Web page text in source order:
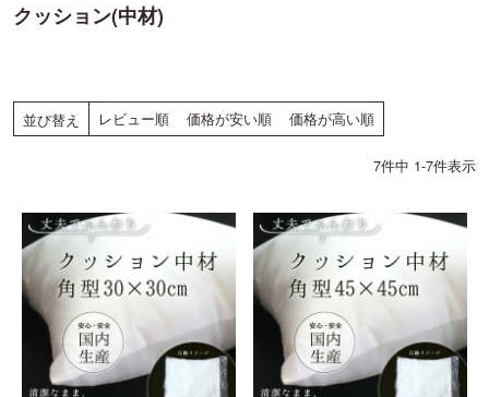
クッション(中材)
並び替え レビュー順 価格が安い順 価格が高い順
7件中 1-7件表示